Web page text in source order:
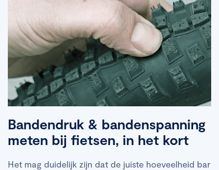
Bandendruk & bandenspanning
meten bij fietsen, in het kort
Het mag duidelijk zijn dat de juiste hoeveelheid bar